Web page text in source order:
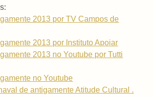
2013 por TV Campos de
2013 por Instituto Apoiar
2013 no Youtube por Tutti
no Youtube
de antigamente Atitude Cultural .